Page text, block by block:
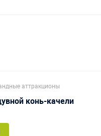
аттракционы
конь-качели